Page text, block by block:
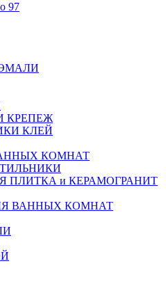
97
КРЕПЕЖ
КЛЕЙ
КОМНАТ
ПЛИТКА и КЕРАМОГРАНИТ
ВАННЫХ КОМНАТ